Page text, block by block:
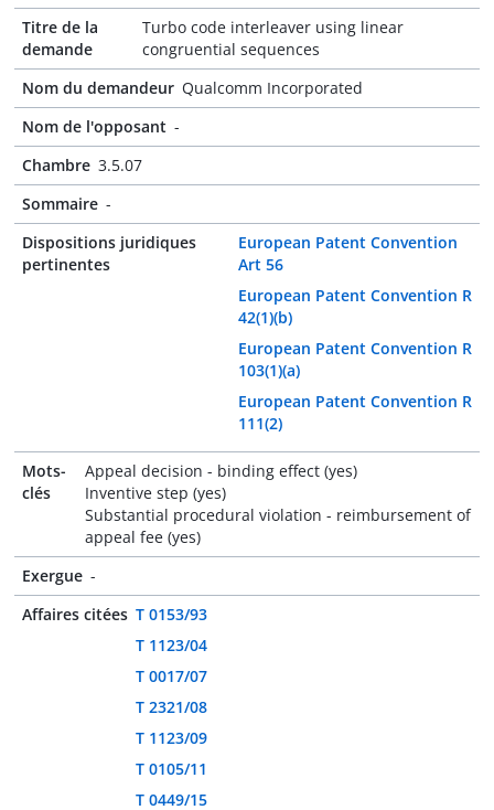
Titre de la
demande
Turbo code interleaver using linear
congruential sequences
Nom du demandeur Qualcomm Incorporated
Nom de l'opposant -
Chambre 3.5.07
Sommaire -
Dispositions juridiques
pertinentes
European Patent Convention
Art 56
European Patent Convention R
42(1)(b)
European Patent Convention R
103(1)(a)
European Patent Convention R
111(2)
Mots-
clés
Appeal decision - binding effect (yes)
Inventive step (yes)
Substantial procedural violation - reimbursement of
appeal fee (yes)
Exergue -
Affaires citées T 0153/93
T 1123/04
T 0017/07
T 2321/08
T 1123/09
T 0105/11
T 0449/15